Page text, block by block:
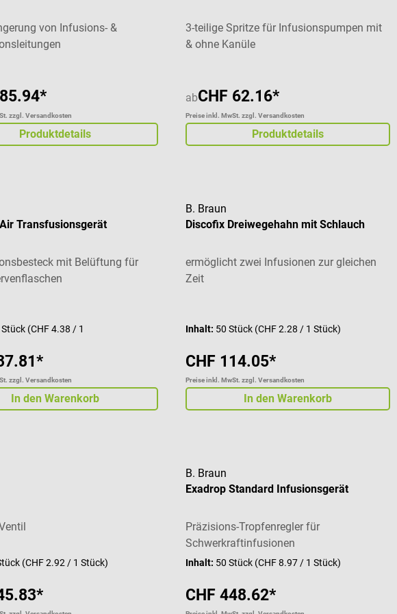
von Infusions- &
zzgl. Versandkosten
Produktdetails
3-teilige Spritze für Infusionspumpen mit
& ohne Kanüle
abCHF 62.16*
Preise inkl. MwSt. zzgl. Versandkosten
Produktdetails
Transfusionsgerät
mit Belüftung für
(CHF 4.38 / 1
zzgl. Versandkosten
In den Warenkorb
B. Braun
Discofix Dreiwegehahn mit Schlauch
ermöglicht zwei Infusionen zur gleichen
Zeit
Inhalt: 50 Stück (CHF 2.28 / 1 Stück)
CHF 114.05*
Preise inkl. MwSt. zzgl. Versandkosten
In den Warenkorb
(CHF 2.92 / 1 Stück)
B. Braun
Exadrop Standard Infusionsgerät
Präzisions-Tropfenregler für
Schwerkraftinfusionen
Inhalt: 50 Stück (CHF 8.97 / 1 Stück)
CHF 448.62*